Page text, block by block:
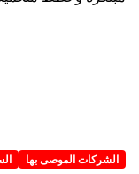
الشركات الموصى بها